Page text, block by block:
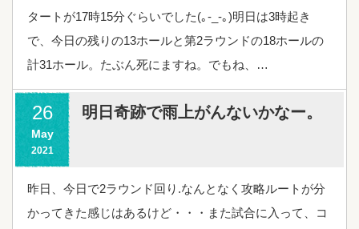
タートが17時15分ぐらいでした(｡-_-｡)明日は3時起き
で、今日の残りの13ホールと第2ラウンドの18ホールの
計31ホール。たぶん死にますね。でもね、…
26
May
2021
明日奇跡で雨上がんないかなー。
昨日、今日で2ラウンド回り.なんとなく攻略ルートが分
かってきた感じはあるけど・・・また試合に入って、コ